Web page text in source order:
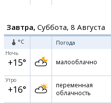
Завтра, Суббота, 8 Августа
°C Погода
Ночь
+15° малооблачно
Утро
+16°
переменная
облачность